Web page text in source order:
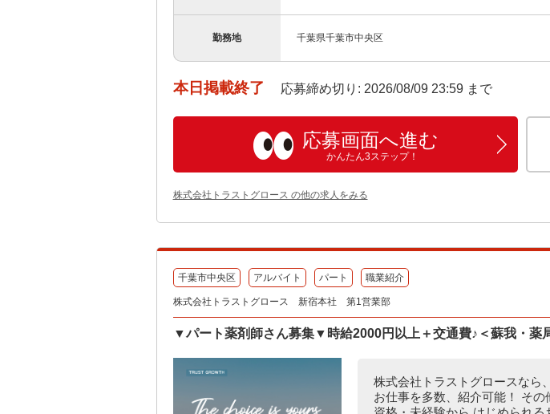
勤務地 千葉県千葉市中央区
本日掲載終了 応募締め切り: 2026/08/09 23:59 まで
応募画面へ進む
かんたん3ステップ！
株式会社トラストグロース の他の求人をみる
千葉市中央区 アルバイト パート 職業紹介
株式会社トラストグロース 新宿本社 第1営業部
▼パート薬剤師さん募集▼時給2000円以上＋交通費♪＜蘇我・薬
株式会社トラストグロースなら
お仕事を多数、紹介可能！ そ